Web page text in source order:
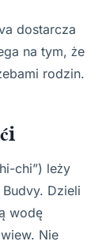
dostarcza
na tym, że
rodzin.
chi”) leży
Dzieli
wodę
Nie